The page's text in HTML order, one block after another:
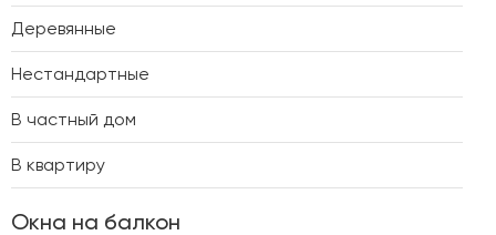
Деревянные
Нестандартные
В частный дом
В квартиру
Окна на балкон